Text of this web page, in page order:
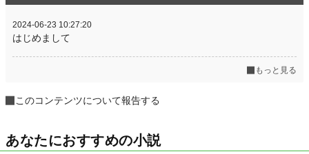
2024-06-23 10:27:20
はじめまして
もっと見る
このコンテンツについて報告する
あなたにおすすめの小説